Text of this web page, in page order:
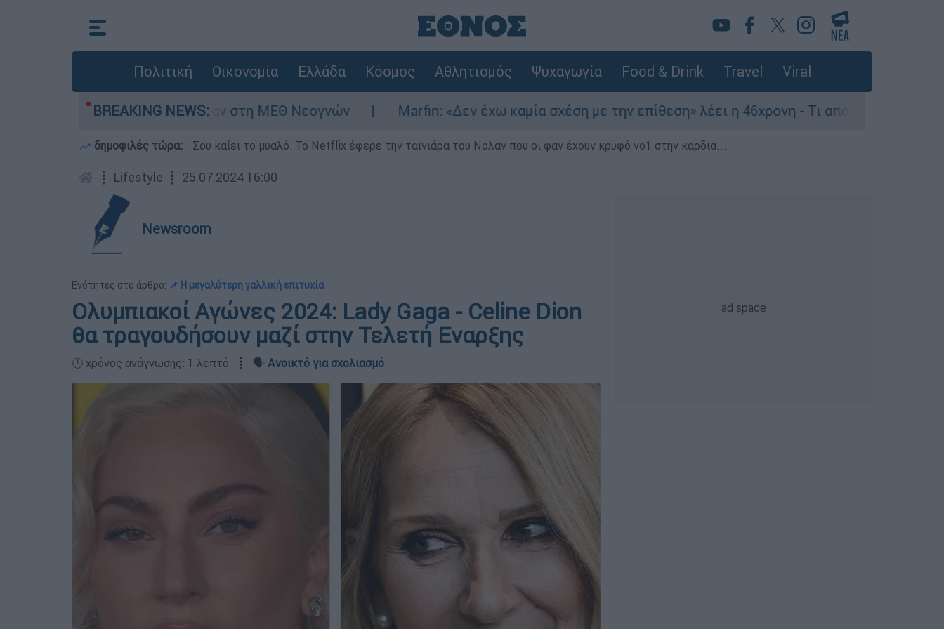
Πολιτική Οικονομία Ελλάδα Κόσμος Αθλητισμός Ψυχαγωγία Food & Drink Travel Viral
BREAKING NEWS:
ημερών - Νοσηλευόταν στη ΜΕΘ Νεογνών Marfin: «Δεν έχω καμία σχέση με την επίθεση» λέει η 46χρονη - Τι αποκάλυψε στους
δημοφιλές τώρα: Σου καίει το μυαλό: Το Netflix έφερε την ταινιάρα του Νόλαν που οι φαν έχουν κρυφό νο1 στην καρδιά...
┋ Lifestyle ┋ 25.07.2024 16:00
Newsroom
Ενότητες στο άρθρο: 📌 Η μεγαλύτερη γαλλική επιτυχία
Ολυμπιακοί Αγώνες 2024: Lady Gaga - Celine Dion
θα τραγουδήσουν μαζί στην Τελετή Εναρξης
🕛 χρόνος ανάγνωσης: 1 λεπτό ┋ 🗣️ Ανοικτό για σχολιασμό